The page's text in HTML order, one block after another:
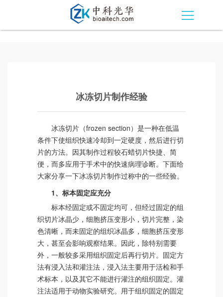
冰冻切片制作经验
冰冻切片（frozen section）是一种在低温
条件下使组织快速冷却到一定硬度，然后进行切
片的方法。因其制作过程较石蜡切片快捷、简
便，而多应用于手术中的快速病理诊断。下面给
大家分享一下冰冻切片制作过称中的一些经验。
1、标本固定应充分
标本经固定或不固定均可，但经过固定的组
织切片冰晶少，细胞挤压变形小，切片完整，染
色清晰，而未固定的组织冰晶多，细胞挤压变形
大，甚至会影响观察结果。因此，除特别需要
外，一般较多采用组织固定后再行切片。固定方
法有浸入法和灌注法，浸入法主要用于活检和手
术标本，以及其它不能进行灌注的组织固定。灌
注法适用于动物实验研究。用于组织固定的固定